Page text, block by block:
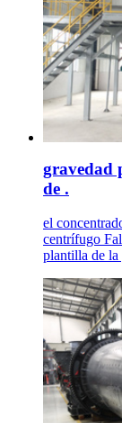
gravedad
de .
el
centrífugo
plantilla de la